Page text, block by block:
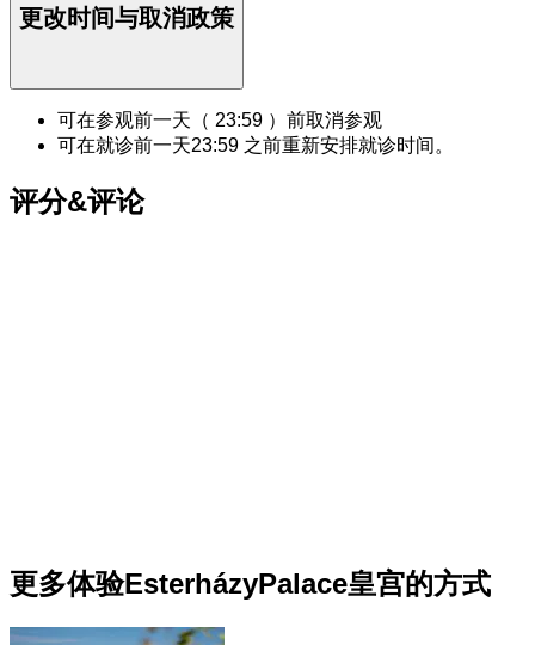
更改时间与取消政策
可在参观前一天（ 23:59 ）前取消参观
可在就诊前一天23:59 之前重新安排就诊时间。
评分&评论
更多体验EsterházyPalace皇宫的方式